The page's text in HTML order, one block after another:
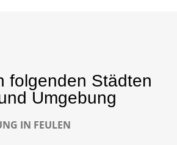
folgenden Städten
Umgebung
IN FEULEN